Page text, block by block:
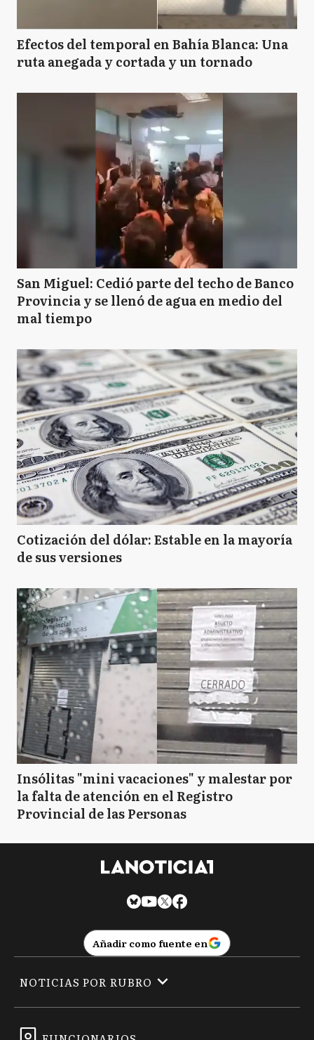
Efectos del temporal en Bahía Blanca: Una
ruta anegada y cortada y un tornado
San Miguel: Cedió parte del techo de Banco
Provincia y se llenó de agua en medio del
mal tiempo
Cotización del dólar: Estable en la mayoría
de sus versiones
Insólitas "mini vacaciones" y malestar por
la falta de atención en el Registro
Provincial de las Personas
Añadir como fuente en
NOTICIAS POR RUBRO